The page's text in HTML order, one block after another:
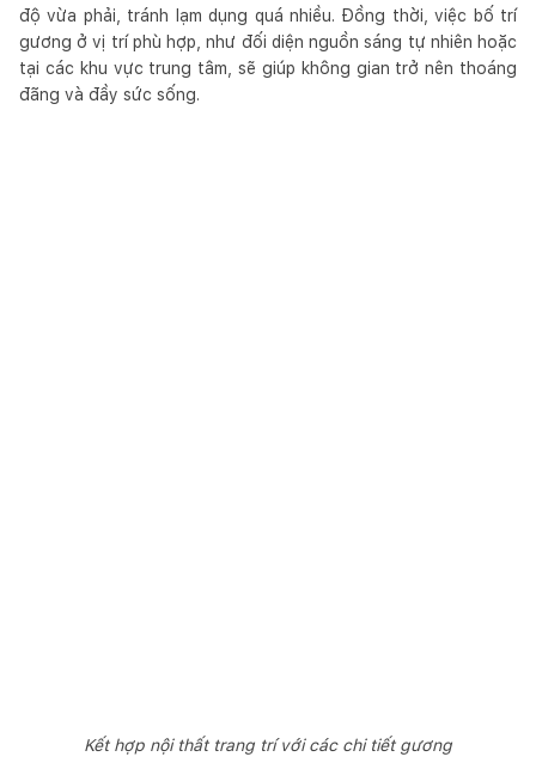
độ vừa phải, tránh lạm dụng quá nhiều. Đồng thời, việc bố trí
gương ở vị trí phù hợp, như đối diện nguồn sáng tự nhiên hoặc
tại các khu vực trung tâm, sẽ giúp không gian trở nên thoáng
đãng và đầy sức sống.
Kết hợp nội thất trang trí với các chi tiết gương